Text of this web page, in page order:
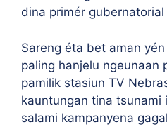
dina primér gubernatorial
Sareng éta bet aman
paling hanjelu ngeunaan
pamilik stasiun TV
kauntungan tina tsunami
salami kampanyena